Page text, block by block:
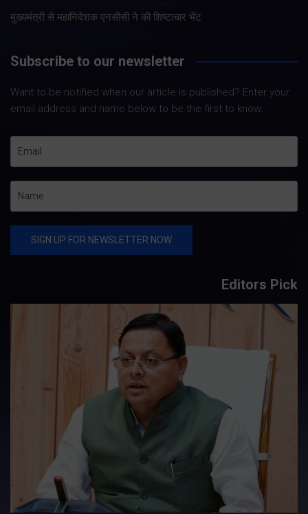
मुख्यमंत्री से महानिदेशक एनसीसी ने की शिष्टाचार भेंट
Subscribe to our newsletter
Want to be notified when our article is published? Enter your
email address and name below to be the first to know.
Editors Pick